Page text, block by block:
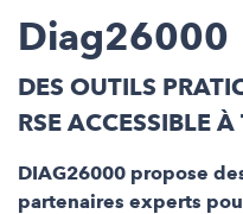
Diag26000
DES OUTILS
RSE ACCESSIBLE À
DIAG26000 propose
partenaires experts